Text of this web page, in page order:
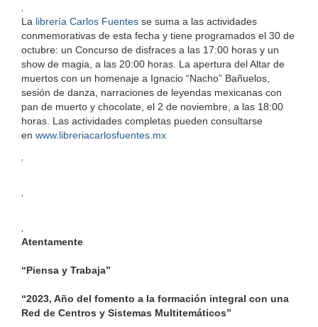
,
La librería Carlos Fuentes se suma a las actividades
conmemorativas de esta fecha y tiene programados el 30 de
octubre: un Concurso de disfraces a las 17:00 horas y un
show de magia, a las 20:00 horas. La apertura del Altar de
muertos con un homenaje a Ignacio “Nacho” Bañuelos,
sesión de danza, narraciones de leyendas mexicanas con
pan de muerto y chocolate, el 2 de noviembre, a las 18:00
horas. Las actividades completas pueden consultarse
en www.libreriacarlosfuentes.mx
,
,
,
Atentamente
“Piensa y Trabaja”
“2023, Año del fomento a la formación integral con una
Red de Centros y Sistemas Multitemáticos”